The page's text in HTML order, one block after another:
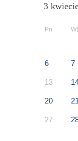
3
Pn Wt
6 7
13
20 21
27